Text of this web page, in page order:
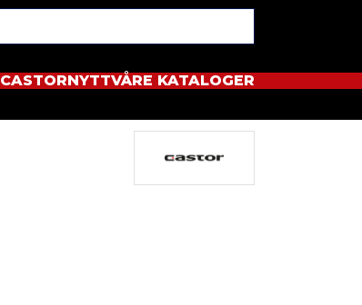
CASTORNYTTVÅRE KATALOGER